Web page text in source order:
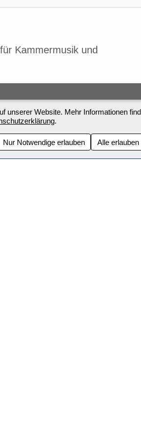
Kammermusik und
unserer Website. Mehr Informationen
.
Nur Notwendige erlauben Alle erlauben